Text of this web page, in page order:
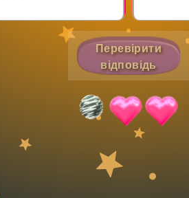
Перевірити
відповідь